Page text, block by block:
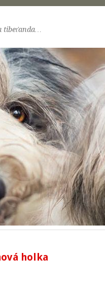
tibeťanda…
holka